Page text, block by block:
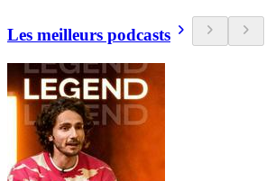
Les meilleurs podcasts